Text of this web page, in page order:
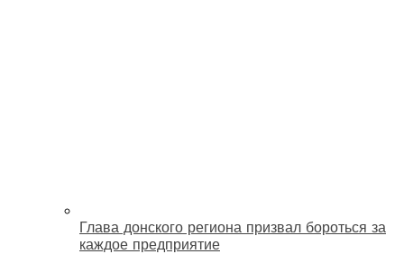
Глава донского региона призвал бороться за
каждое предприятие